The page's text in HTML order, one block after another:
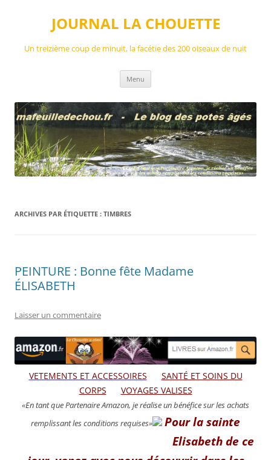
JOURNAL LA CHOUETTE
Un treizième coup de minuit, la facétie des 200 oiseaux de nuit
Menu
ARCHIVES PAR ÉTIQUETTE : TIMBRES
PEINTURE : Bonne fête Madame
ÉLISABETH
Laisser un commentaire
VETEMENTS ET ACCESSOIRES
SANTÉ ET SOINS DU
CORPS
VOYAGES VALISES
«En tant que Partenaire Amazon, je réalise un bénéfice sur les achats
remplissant les conditions requises»
Pour la sainte
Elisabeth de ce